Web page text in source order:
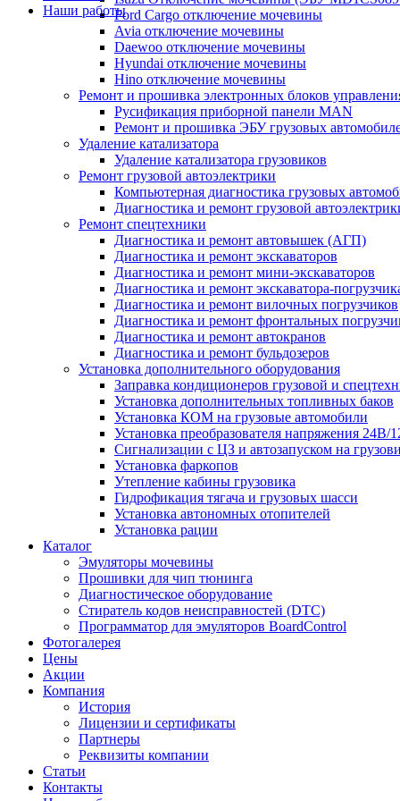
Наши работыFord Cargo отключение мочевины
Avia отключение мочевины
Daewoo отключение мочевины
Hyundai отключение мочевины
Hino отключение мочевины
Ремонт и прошивка электронных блоков
Русификация приборной панели MAN
Ремонт и прошивка ЭБУ грузовых
Удаление катализатора
Удаление катализатора грузовиков
Ремонт грузовой автоэлектрики
Компьютерная диагностика грузовых
Диагностика и ремонт грузовой
Ремонт спецтехники
Диагностика и ремонт автовышек (АГП)
Диагностика и ремонт экскаваторов
Диагностика и ремонт мини-экскаваторов
Диагностика и ремонт экскаватора-
Диагностика и ремонт вилочных погрузчиков
Диагностика и ремонт фронтальных
Диагностика и ремонт автокранов
Диагностика и ремонт бульдозеров
Установка дополнительного оборудования
Заправка кондиционеров грузовой и
Установка дополнительных топливных баков
Установка КОМ на грузовые автомобили
Установка преобразователя напряжения 24В/
Сигнализации с ЦЗ и автозапуском на
Установка фаркопов
Утепление кабины грузовика
Гидрофикация тягача и грузовых шасси
Установка автономных отопителей
Установка рации
Каталог
Эмуляторы мочевины
Прошивки для чип тюнинга
Диагностическое оборудование
Стиратель кодов неисправностей (DTC)
Программатор для эмуляторов BoardControl
Фотогалерея
Цены
Акции
Компания
История
Лицензии и сертификаты
Партнеры
Реквизиты компании
Статьи
Контакты